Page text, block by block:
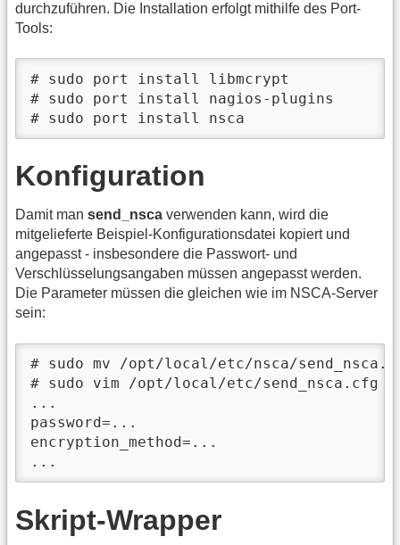
durchzuführen. Die Installation erfolgt mithilfe des Port-
Tools:
# sudo port install libmcrypt
# sudo port install nagios-plugins
# sudo port install nsca
Konfiguration
Damit man send_nsca verwenden kann, wird die
mitgelieferte Beispiel-Konfigurationsdatei kopiert und
angepasst - insbesondere die Passwort- und
Verschlüsselungsangaben müssen angepasst werden.
Die Parameter müssen die gleichen wie im NSCA-Server
sein:
# sudo mv /opt/local/etc/nsca/
# sudo vim /opt/local/etc/send_nsca.cfg
...
password=...
encryption_method=...
...
Skript-Wrapper